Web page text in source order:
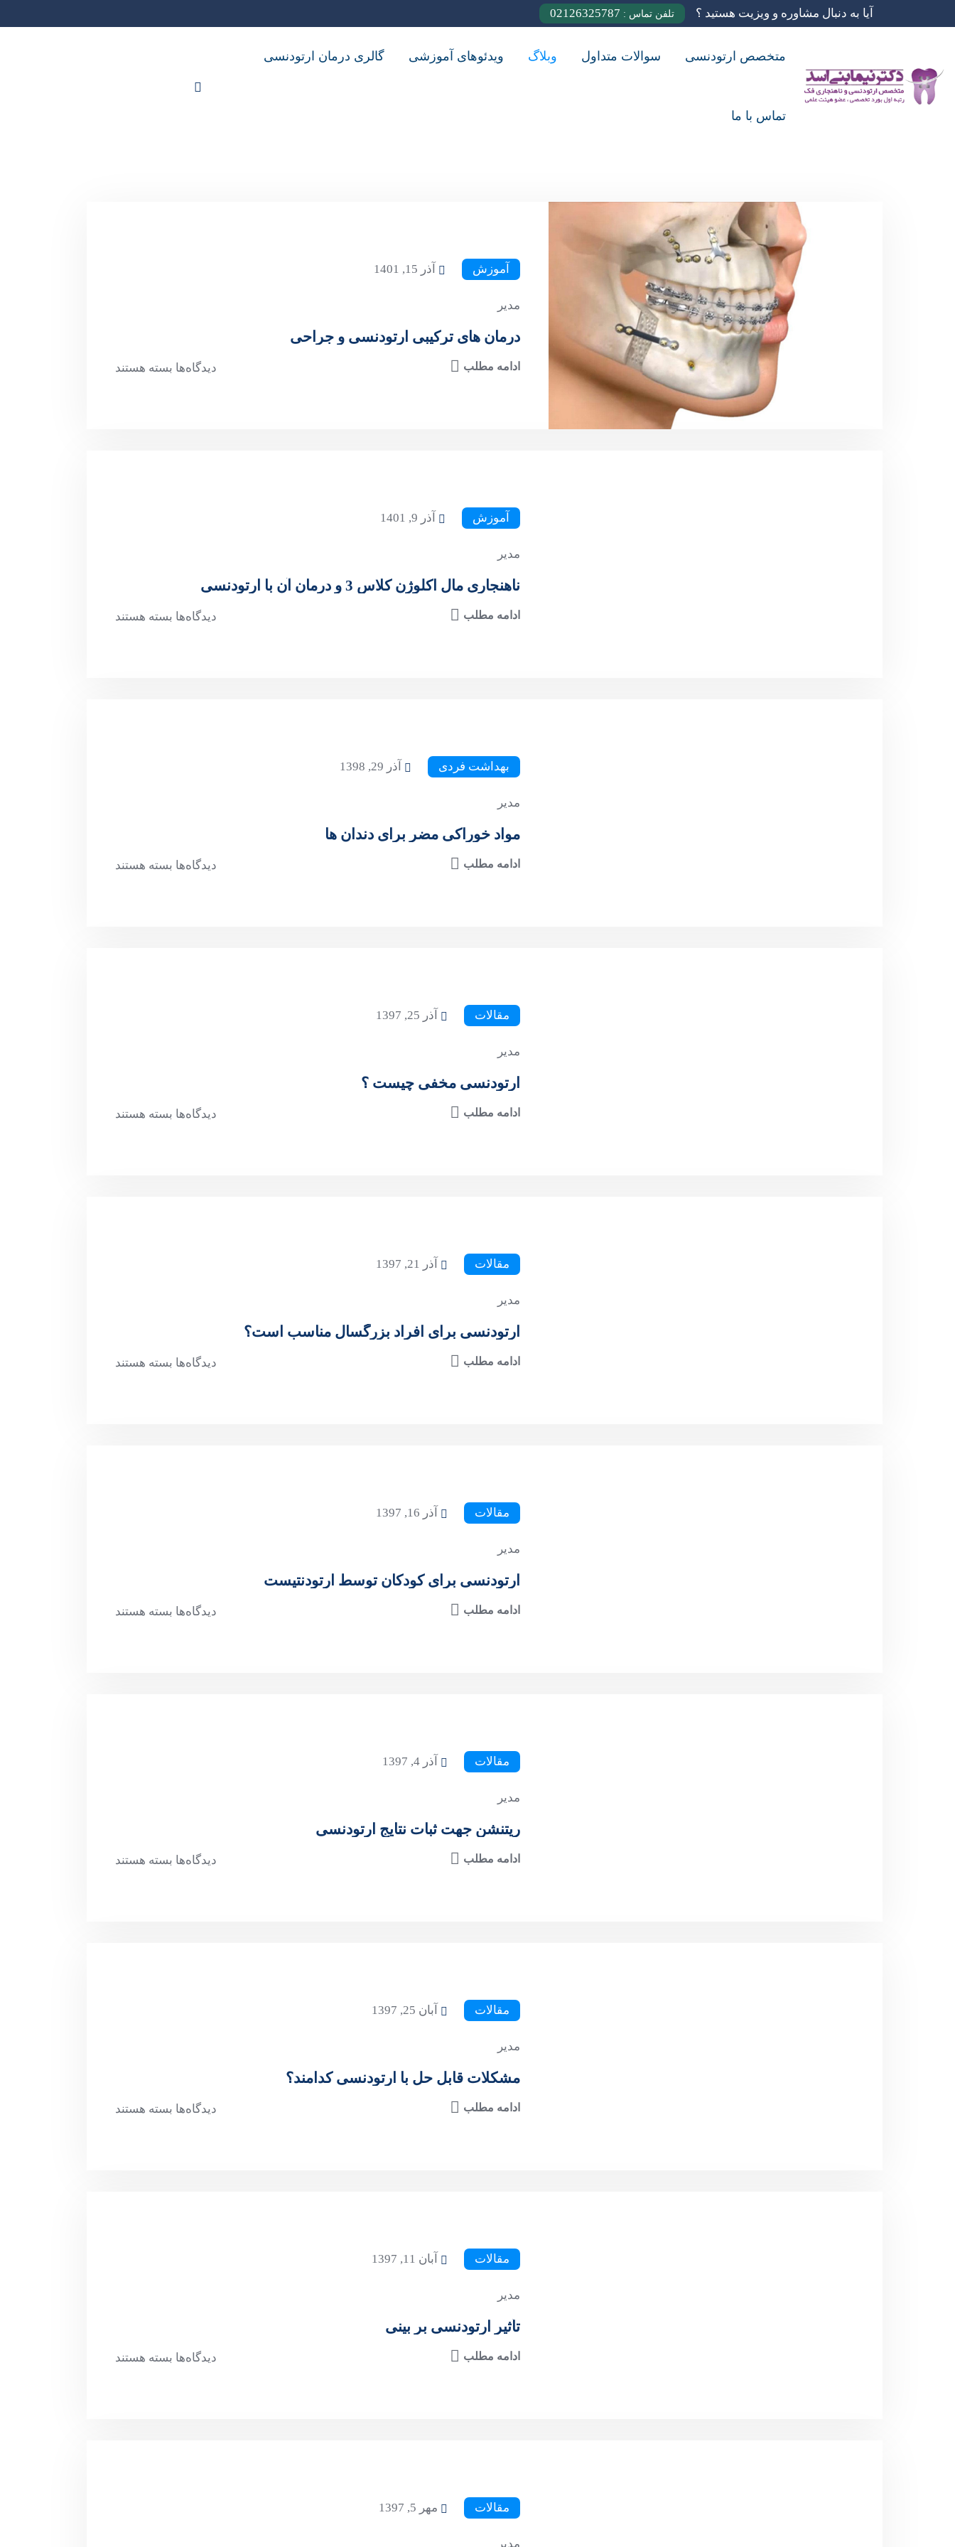
آیا به دنبال مشاوره و ویزیت هستید ؟ تلفن تماس : 02126325787
متخصص ارتودنسی سوالات متداول وبلاگ ویدئوهای آموزشی گالری درمان ارتودنسی
تماس با ما
آموزش آذر 15, 1401
مدیر
درمان های ترکیبی ارتودنسی و جراحی
ادامه مطلب دیدگاه‌ها بسته هستند
آموزش آذر 9, 1401
مدیر
ناهنجاری مال اکلوژن کلاس 3 و درمان آن با ارتودنسی
ادامه مطلب دیدگاه‌ها بسته هستند
بهداشت فردی آذر 29, 1398
مدیر
مواد خوراکی مضر برای دندان ها
ادامه مطلب دیدگاه‌ها بسته هستند
مقالات آذر 25, 1397
مدیر
ارتودنسی مخفی چیست ؟
ادامه مطلب دیدگاه‌ها بسته هستند
مقالات آذر 21, 1397
مدیر
ارتودنسی برای افراد بزرگسال مناسب است؟
ادامه مطلب دیدگاه‌ها بسته هستند
مقالات آذر 16, 1397
مدیر
ارتودنسی برای کودکان توسط ارتودنتیست
ادامه مطلب دیدگاه‌ها بسته هستند
مقالات آذر 4, 1397
مدیر
ریتنشن جهت ثبات نتایج ارتودنسی
ادامه مطلب دیدگاه‌ها بسته هستند
مقالات آبان 25, 1397
مدیر
مشکلات قابل حل با ارتودنسی کدامند؟
ادامه مطلب دیدگاه‌ها بسته هستند
مقالات آبان 11, 1397
مدیر
تأثیر ارتودنسی بر بینی
ادامه مطلب دیدگاه‌ها بسته هستند
مقالات مهر 5, 1397
مدیر